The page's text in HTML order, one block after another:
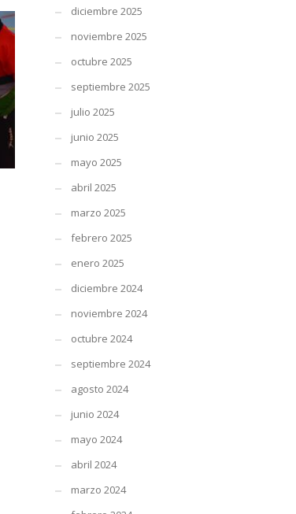
diciembre 2025
noviembre 2025
octubre 2025
septiembre 2025
julio 2025
junio 2025
mayo 2025
abril 2025
marzo 2025
febrero 2025
enero 2025
diciembre 2024
noviembre 2024
octubre 2024
septiembre 2024
agosto 2024
junio 2024
mayo 2024
abril 2024
marzo 2024